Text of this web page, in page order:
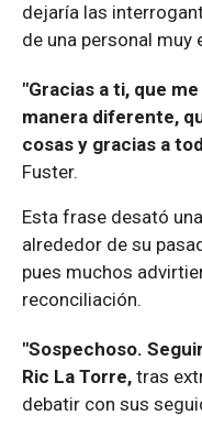
dejaría las
de una personal muy
"Gracias a ti, que
manera diferente,
cosas y gracias a
Fuster.
Esta frase desató
alrededor de su
pues muchos
reconciliación.
"Sospechoso.
Ric La Torre, tras
debatir con sus